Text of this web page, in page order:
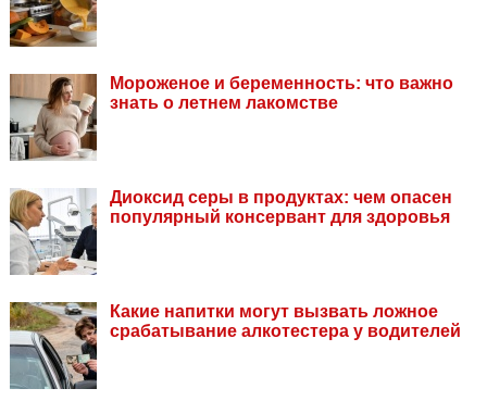
Мороженое и беременность: что важно
знать о летнем лакомстве
Диоксид серы в продуктах: чем опасен
популярный консервант для здоровья
Какие напитки могут вызвать ложное
срабатывание алкотестера у водителей